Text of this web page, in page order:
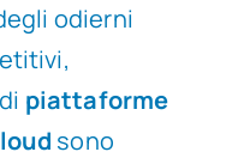
odierni
piattaforme
sono